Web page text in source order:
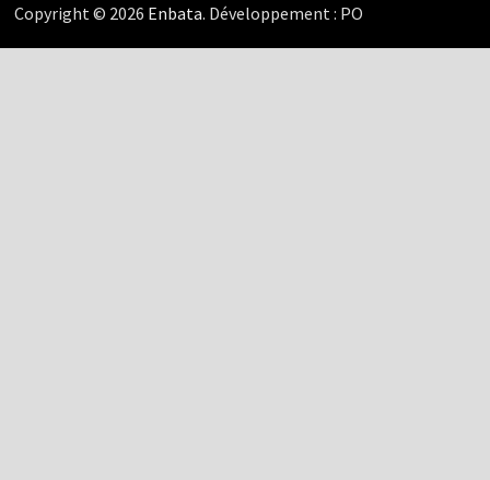
Copyright © 2026 Enbata. Développement : PO